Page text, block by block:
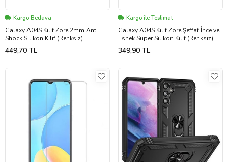
Kargo Bedava
Galaxy A04S Kılıf Zore 2mm Anti
Shock Silikon Kılıf (Renksiz)
449,70 TL
Kargo ile Teslimat
Galaxy A04S Kılıf Zore Şeffaf İnce ve
Esnek Süper Silikon Kılıf (Renksiz)
349,90 TL